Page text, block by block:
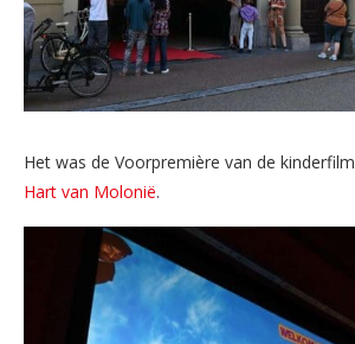
Het was de Voorpremière van de kinderfilm
Hart van Molonië.